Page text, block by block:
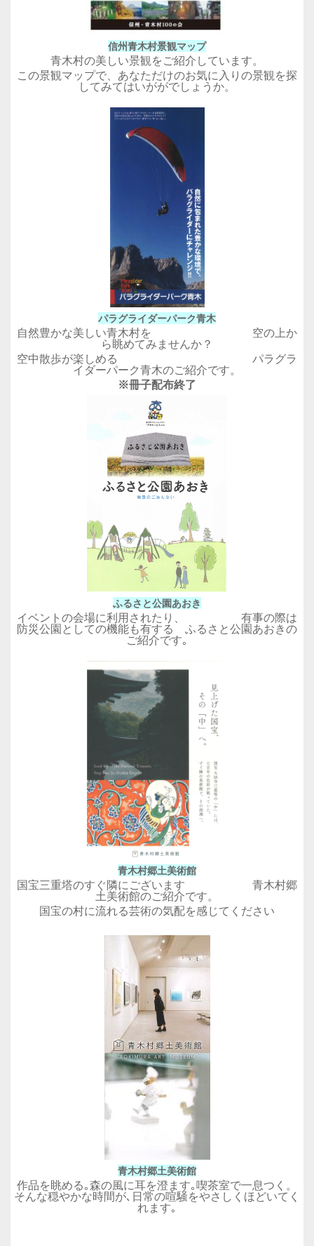
信州青木村景観マップ
青木村の美しい景観をご紹介しています。
この景観マップで、あなただけのお気に入りの景観を探
してみてはいががでしょうか。
パラグライダーパーク青木
自然豊かな美しい青木村を 空の上か
ら眺めてみませんか？
空中散歩が楽しめる パラグラ
イダーパーク青木のご紹介です。
※冊子配布終了
ふるさと公園あおき
イベントの会場に利用されたり、 有事の際は
防災公園としての機能も有する ふるさと公園あおきの
ご紹介です｡
青木村郷土美術館
国宝三重塔のすぐ隣にございます 青木村郷
土美術館のご紹介です。
国宝の村に流れる芸術の気配を感じてください
青木村郷土美術館
作品を眺める｡森の風に耳を澄ます｡喫茶室で一息つく。
そんな穏やかな時間が､日常の喧騒をやさしくほどいてく
れます｡